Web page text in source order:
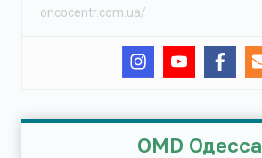
oncocentr.com.ua/
OMD Одесса